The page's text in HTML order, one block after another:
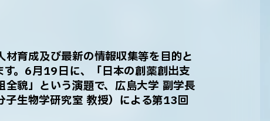
育成及び最新の情報収集等を目的と
す。6月19日に、「日本の創薬創出支
貌」という演題で、広島大学 副学長
生物学研究室 教授）による第13回